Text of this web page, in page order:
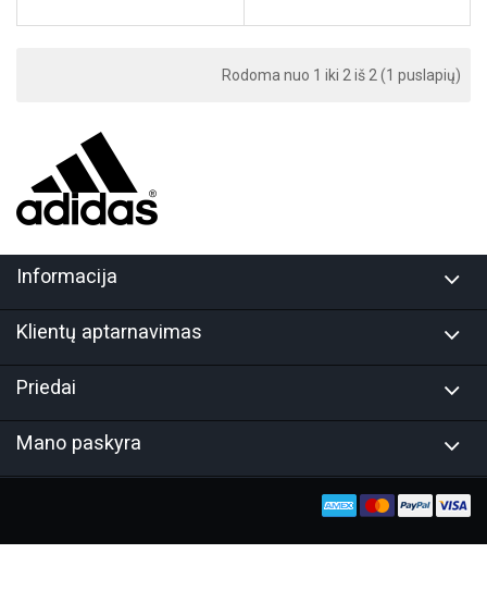
Rodoma nuo 1 iki 2 iš 2 (1 puslapių)
Informacija
Klientų aptarnavimas
Priedai
Mano paskyra